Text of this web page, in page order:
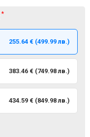
255.64 € (499.99 лв.)
383.46 € (749.98 лв.)
434.59 € (849.98 лв.)